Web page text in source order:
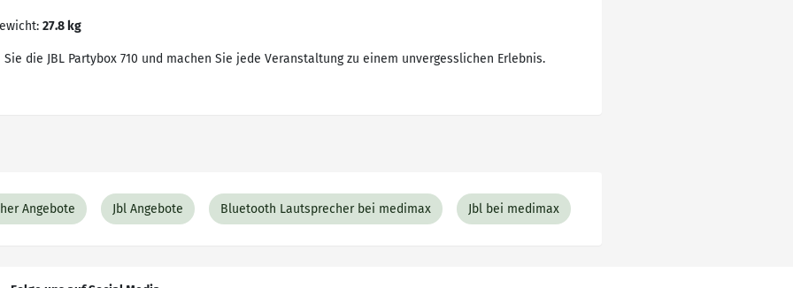
27.8 kg
die JBL Partybox 710 und machen Sie jede Veranstaltung zu einem unvergesslichen Erlebnis.
Angebote Jbl Angebote Bluetooth Lautsprecher bei medimax Jbl bei medimax